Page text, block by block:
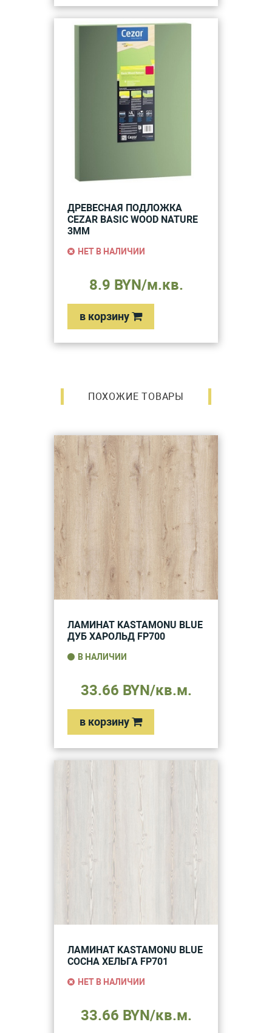
ДРЕВЕСНАЯ ПОДЛОЖКА
CEZAR BASIC WOOD NATURE
3ММ
НЕТ В НАЛИЧИИ
8.9 BYN/м.кв.
в корзину
ПОХОЖИЕ ТОВАРЫ
ЛАМИНАТ KASTAMONU BLUE
ДУБ ХАРОЛЬД FP700
В НАЛИЧИИ
33.66 BYN/кв.м.
в корзину
ЛАМИНАТ KASTAMONU BLUE
СОСНА ХЕЛЬГА FP701
НЕТ В НАЛИЧИИ
33.66 BYN/кв.м.